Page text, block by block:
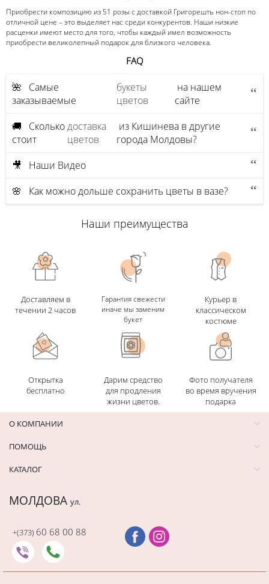
Приобрести композицию из 51 розы с доставкой Григорешть нон-стоп по
отличной цене – это выделяет нас среди конкурентов. Наши низкие
расценки имеют место для того, чтобы каждый имел возможность
приобрести великолепный подарок для близкого человека.
FAQ
🌺 Самые
заказываемые
букеты
цветов
на нашем
сайте
🚚 Сколько
стоит
доставка
цветов
из Кишинева в другие
города Молдовы?
🎥 Наши Видео
🌸 Как можно дольше сохранить цветы в вазе?
Наши преимущества
Доставляем в
течении 2 часов
Гарантия свежести
иначе мы заменим
букет
Курьер в
классическом
костюме
Открытка
бесплатно
Дарим средство
для продления
жизни цветов.
Фото получателя
во время вручения
подарка
О КОМПАНИИ
ПОМОЩЬ
КАТАЛОГ
МОЛДОВА ул.
+(373) 60 68 00 88